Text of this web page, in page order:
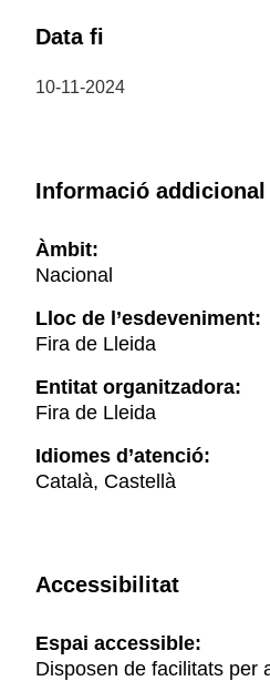
Data fi
10-11-2024
Informació addicional
Àmbit:
Nacional
Lloc de l’esdeveniment:
Fira de Lleida
Entitat organitzadora:
Fira de Lleida
Idiomes d’atenció:
Català, Castellà
Accessibilitat
Espai accessible:
Disposen de facilitats per